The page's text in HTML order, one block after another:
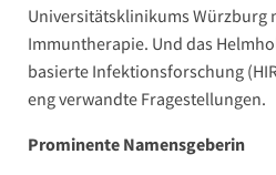
Universitätsklinikums Würzburg
Immuntherapie. Und das
basierte Infektionsforschung
eng verwandte Fragestellungen.
Prominente Namensgeberin